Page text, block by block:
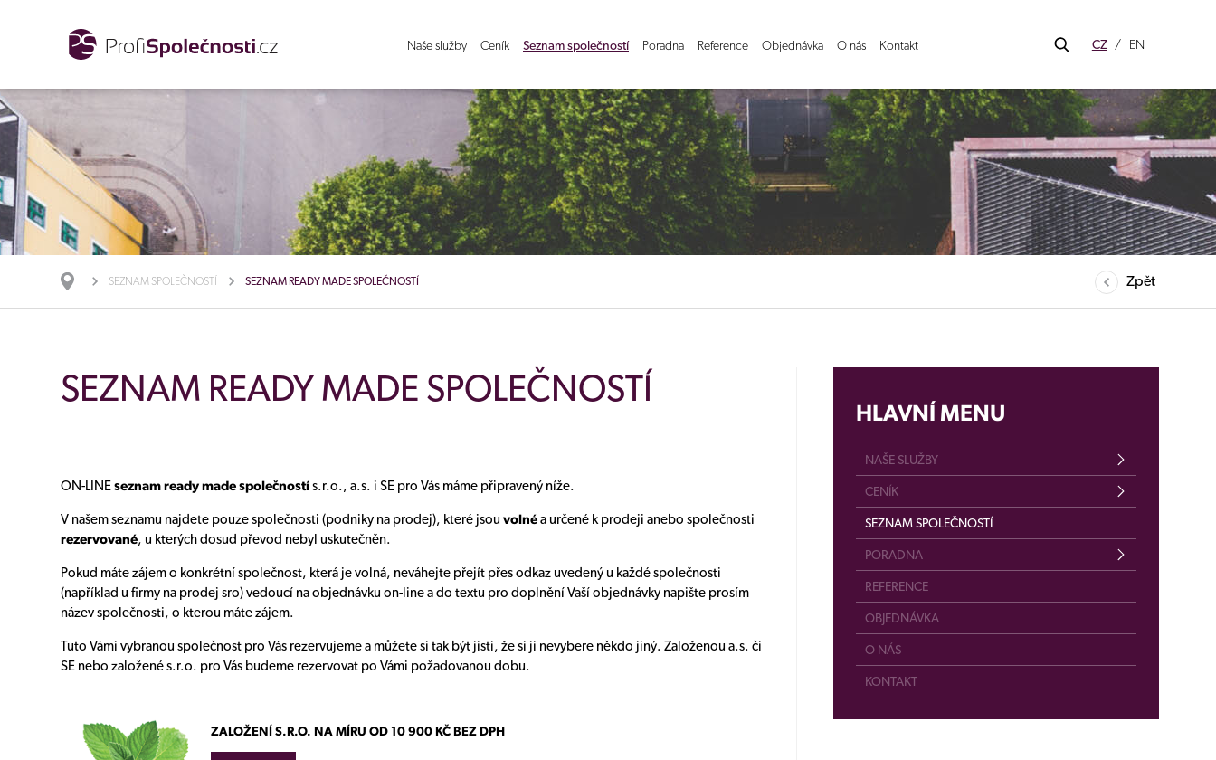
Naše služby Ceník Seznam společností Poradna Reference Objednávka O nás Kontakt CZ EN
Zpět
SEZNAM SPOLEČNOSTÍ SEZNAM READY MADE SPOLEČNOSTÍ
SEZNAM READY MADE SPOLEČNOSTÍ
ON-LINEseznam ready made společnostís.r.o., a.s. i SE pro Vás máme připravený níže.
V našem seznamu najdete pouze společnosti (podniky na prodej), které jsouvolnéa určené k prodeji anebo společnosti
rezervované, u kterých dosud převod nebyl uskutečněn.
Pokud máte zájem o konkrétní společnost, která je volná, neváhejte přejít přes odkaz uvedený u každé společnosti
(například u firmy na prodej sro) vedoucí na objednávku on-line a do textu pro doplnění Vaší objednávky napište prosím
název společnosti, o kterou máte zájem.
Tuto Vámi vybranou společnost pro Vás rezervujeme a můžete si tak být jisti, že si ji nevybere někdo jiný. Založenou a.s. či
SE nebo založené s.r.o. pro Vás budeme rezervovat po Vámi požadovanou dobu.
ZALOŽENÍ S.R.O. NA MÍRU OD 10 900 KČ BEZ DPH
HLAVNÍ MENU
NAŠE SLUŽBY
CENÍK
SEZNAM SPOLEČNOSTÍ
PORADNA
REFERENCE
OBJEDNÁVKA
O NÁS
KONTAKT